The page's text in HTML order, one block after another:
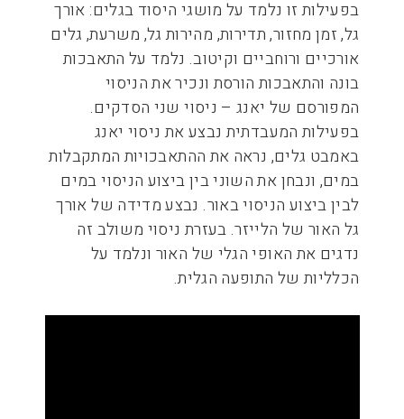
בפעילות זו נלמד על מושגי היסוד בגלים: אורך
גל, זמן מחזור, תדירות, מהירות גל, משרעת, גלים
אורכיים ורוחביים וקיטוב. נלמד על התאבכות
בונה והתאבכות הורסת ונכיר את הניסוי
המפורסם של יאנג – ניסוי שני הסדקים.
בפעילות המעבדתית נבצע את ניסוי יאנג
באמבט גלים, נראה את ההתאבכויות המתקבלות
במים, ונבחן את השוני בין ביצוע הניסוי במים
לבין ביצוע הניסוי באור. נבצע מדידה של אורך
גל האור של הלייזר. בעזרת ניסוי משולב זה
נדגים את האופי הגלי של האור ונלמד על
הכלליות של התופעה הגלית.